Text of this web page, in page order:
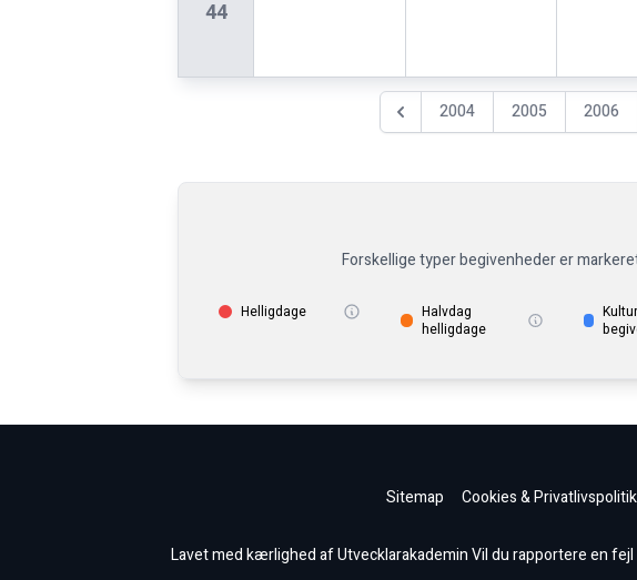
44
Föregående år
2004 2005 2006
Forskellige typer begivenheder er
Helligdage
Halvdag
helligdage
Sitemap Cookies & Privatlivspolitik
Lavet med kærlighed af Utvecklarakademin Vil du rapportere en